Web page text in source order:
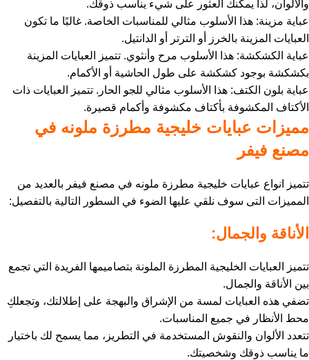
والألوان، لذا يمكنك العثور على شيء يناسب ذوقك.
عباية مزينة: هذا الأسلوب مثالي للمناسبات الخاصة. غالبًا ما تكون
العبايات المزينة بالخرز أو الترتر أو الدانتيل.
عباية الكشكشة: هذا الأسلوب مرح وأنثوي. تتميز العبايات المزينة
بكشكشة بوجود كشكشة على طول الحاشية أو الأكمام.
عباية بلون الكتف: هذا الأسلوب مثالي للجو الحار. تتميز العبايات ذات
الأكتاف المكشوفة بأكتاف مكشوفة وأكمام قصيرة.
مميزات عبايات خليجية مطرزة ملونه في
مصنع فيفر
تتميز انواع عبايات خليجية مطرزة ملونه في مصنع فيفر بالعديد من
المميزات التى سوف نلقي عليها الضوء في السطور التالية بالتفصيل:
الأناقة والجمال:
تتميز العبايات الخليجية المطرزة الملونة بتصاميمها الفريدة التي تجمع
بين الأناقة والجمال.
تضفي هذه العبايات لمسة من الإشراق والبهجة على إطلالتك، وتجعلكِ
محط الأنظار في جميع المناسبات.
تتعدد الألوان والنقوش المستخدمة في التطريز، مما يسمح لك باختيار
ما يناسب ذوقك وشخصيتك.